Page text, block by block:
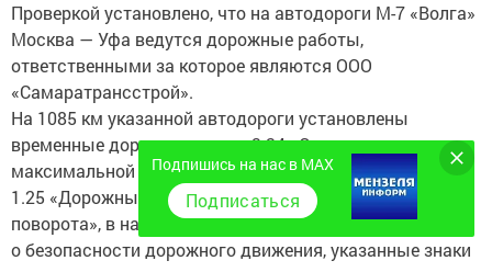
Проверкой установлено, что на автодороги М-7 «Волга»
Москва — Уфа ведутся дорожные работы,
ответственными за которое являются ООО
«Самаратрансстрой».
На 1085 км указанной автодороги установлены
временные дорожные знаки 3.24 «Ограничение
максимальной скорости 40», 3.20 «Обгон запрещен»,
1.25 «Дорожные работы», 1.31.1 «Направление
поворота», в нарушение требований законодательства
о безопасности дорожного движения, указанные знаки
Подпишись на нас в MAX
Подписаться